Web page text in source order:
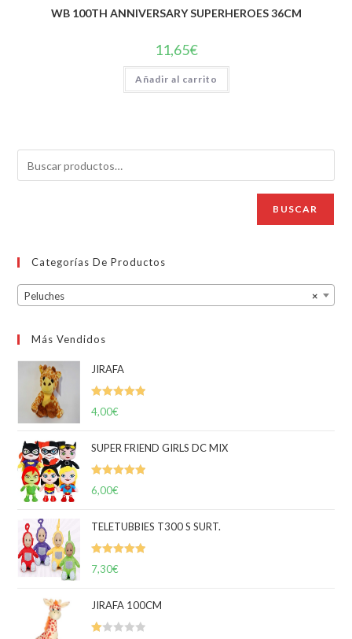
WB 100TH ANNIVERSARY SUPERHEROES 36CM
11,65€
Añadir al carrito
BUSCAR
Categorías De Productos
×
Peluches
Más Vendidos
JIRAFA
Valorado
4,00€
SUPER FRIEND GIRLS DC MIX
Valorado
6,00€
TELETUBBIES T300 S SURT.
Valorado
7,30€
JIRAFA 100CM